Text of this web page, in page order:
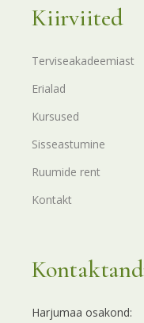
Kiirviited
Terviseakadeemiast
Erialad
Kursused
Sisseastumine
Ruumide rent
Kontakt
Harjumaa osakond: